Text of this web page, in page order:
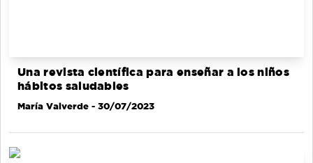
Una revista científica para enseñar a los niños
hábitos saludables
María Valverde - 30/07/2023